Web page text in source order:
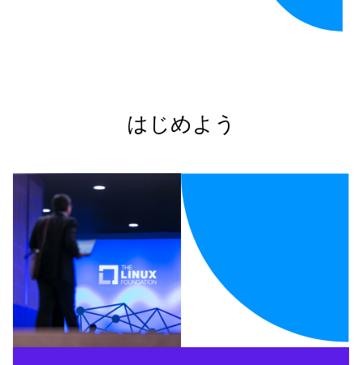
はじめよう